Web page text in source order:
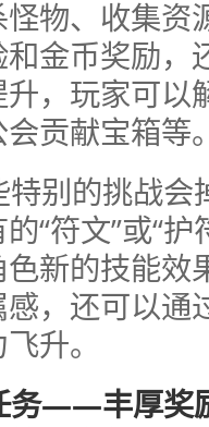
物、收集资
金币奖励，
，玩家可以
贡献宝箱等
别的挑战
“符文”或“
新的技能效
，还可以通
升。
务——丰厚奖